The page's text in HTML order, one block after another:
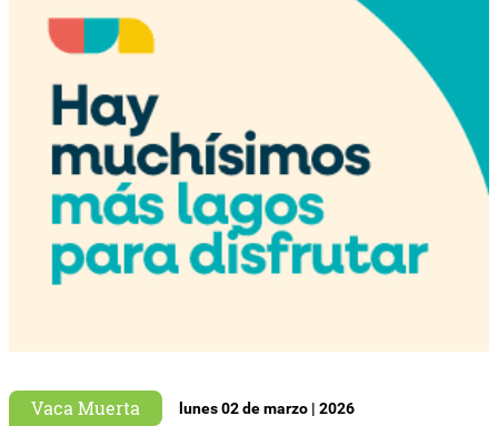
Vaca Muerta lunes 02 de marzo | 2026